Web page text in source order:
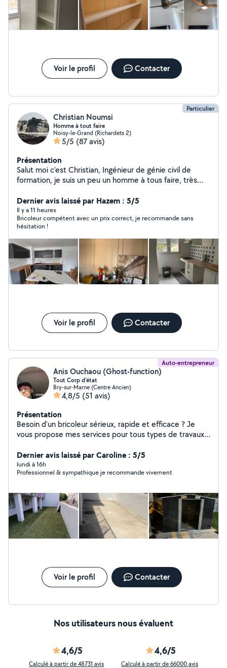
Voir le profil Contacter
Particulier
Christian Noumsi
Homme à tout faire
Noisy-le-Grand (Richardets 2)
5/5 (87 avis)
Présentation
Salut moi c'est Christian, Ingénieur de génie civil de
formation, je suis un peu un homme à tous faire, très
acharné et le tous dans la bonne humeur :-)
Dernier avis laissé par Hazem : 5/5
Il y a 11 heures
Bricoleur compétent avec un prix correct, je recommande sans
hésitation !
Voir le profil Contacter
Auto-entrepreneur
Anis Ouchaou (Ghost-function)
Tout Corp d'état
Bry-sur-Marne (Centre Ancien)
4,8/5 (51 avis)
Présentation
Besoin d'un bricoleur sérieux, rapide et efficace ? Je
vous propose mes services pour tous types de travaux
réparations, installations, finitions, améliorations de
l'habitat et bien plus encore. Travail soigné et de qualité
Ponctualité et sérieux Conseils honnêtes et solutions
satisfaction est ma priorité. Un travail bien fait, au juste
prix. N'hésitez pas à me contacter, je réponds
rapidement et avec plaisir.
Dernier avis laissé par Caroline : 5/5
lundi à 16h
Professionnel & sympathique je recommande vivement
Voir le profil Contacter
Nos utilisateurs nous évaluent
4,6/5
Calculé à partir de 48731 avis
4,6/5
Calculé à partir de 66000 avis